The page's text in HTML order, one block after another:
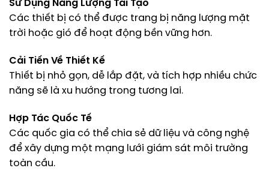
Sử Dụng Năng Lượng Tái Tạo
Các thiết bị có thể được trang bị năng lượng mặt
trời hoặc gió để hoạt động bền vững hơn.
Cải Tiến Về Thiết Kế
Thiết bị nhỏ gọn, dễ lắp đặt, và tích hợp nhiều chức
năng sẽ là xu hướng trong tương lai.
Hợp Tác Quốc Tế
Các quốc gia có thể chia sẻ dữ liệu và công nghệ
để xây dựng một mạng lưới giám sát môi trường
toàn cầu.